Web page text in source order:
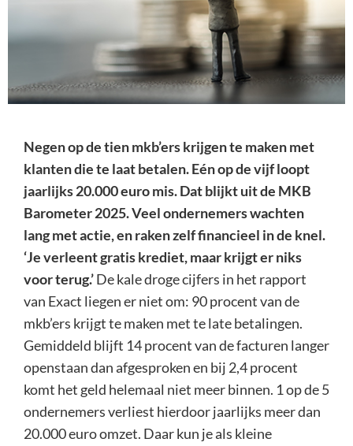
Negen op de tien mkb’ers krijgen te maken met
klanten die te laat betalen. Eén op de vijf loopt
jaarlijks 20.000 euro mis. Dat blijkt uit de MKB
Barometer 2025. Veel ondernemers wachten
lang met actie, en raken zelf financieel in de knel.
‘Je verleent gratis krediet, maar krijgt er niks
voor terug.’De kale droge cijfers in het rapport
van Exact liegen er niet om: 90 procent van de
mkb’ers krijgt te maken met te late betalingen.
Gemiddeld blijft 14 procent van de facturen langer
openstaan dan afgesproken en bij 2,4 procent
komt het geld helemaal niet meer binnen. 1 op de 5
ondernemers verliest hierdoor jaarlijks meer dan
20.000 euro omzet. Daar kun je als kleine